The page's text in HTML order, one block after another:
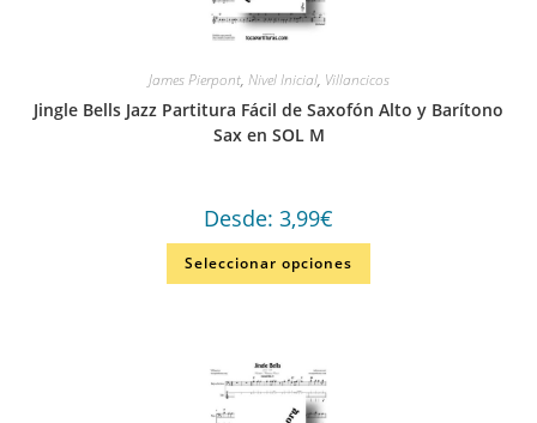
James Pierpont, Nivel Inicial, Villancicos
Jingle Bells Jazz Partitura Fácil de Saxofón Alto y Barítono
Sax en SOL M
Desde: 3,99€
Seleccionar opciones